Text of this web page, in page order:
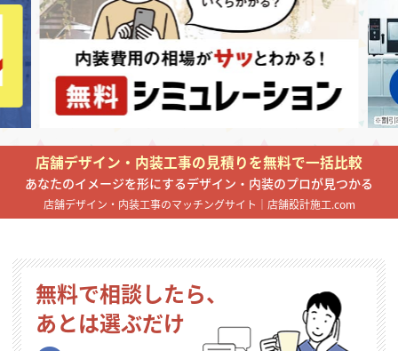
店舗設計施工.comとは
内装の費用相場シミュレーター
掲載希望のデザイン設計・施工会社様へ
店舗開業・改装をご検討中の方へ
店舗デザイン・内装工事の見積りを無料で一括比較
あなたのイメージを形にするデザイン・内装のプロが見つかる
店舗デザイン・内装工事のマッチングサイト｜店舗設計施工.com
無料で相談したら、
あとは選ぶだけ